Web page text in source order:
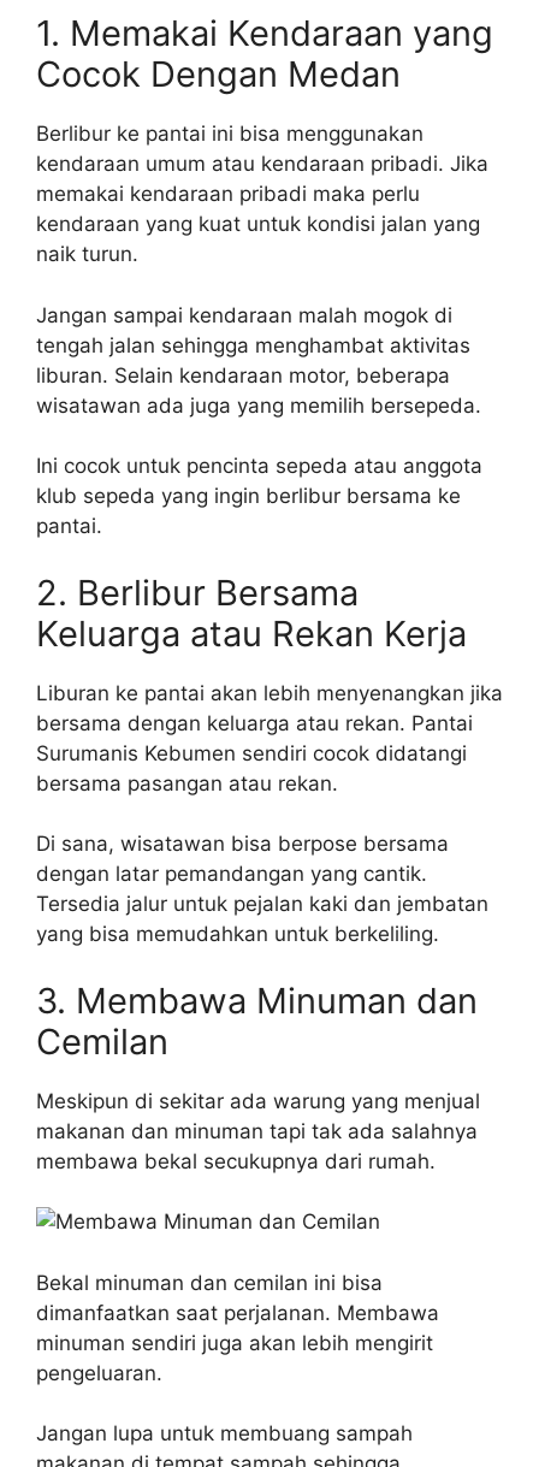
1. Memakai Kendaraan yang
Cocok Dengan Medan
Berlibur ke pantai ini bisa menggunakan
kendaraan umum atau kendaraan pribadi. Jika
memakai kendaraan pribadi maka perlu
kendaraan yang kuat untuk kondisi jalan yang
naik turun.
Jangan sampai kendaraan malah mogok di
tengah jalan sehingga menghambat aktivitas
liburan. Selain kendaraan motor, beberapa
wisatawan ada juga yang memilih bersepeda.
Ini cocok untuk pencinta sepeda atau anggota
klub sepeda yang ingin berlibur bersama ke
pantai.
2. Berlibur Bersama
Keluarga atau Rekan Kerja
Liburan ke pantai akan lebih menyenangkan jika
bersama dengan keluarga atau rekan. Pantai
Surumanis Kebumen sendiri cocok didatangi
bersama pasangan atau rekan.
Di sana, wisatawan bisa berpose bersama
dengan latar pemandangan yang cantik.
Tersedia jalur untuk pejalan kaki dan jembatan
yang bisa memudahkan untuk berkeliling.
3. Membawa Minuman dan
Cemilan
Meskipun di sekitar ada warung yang menjual
makanan dan minuman tapi tak ada salahnya
membawa bekal secukupnya dari rumah.
Bekal minuman dan cemilan ini bisa
dimanfaatkan saat perjalanan. Membawa
minuman sendiri juga akan lebih mengirit
pengeluaran.
Jangan lupa untuk membuang sampah